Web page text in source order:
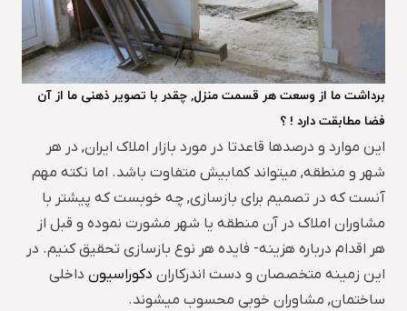
برداشت ما از وسعت هر قسمت منزل, چقدر با تصویر ذهنی ما از آن
فضا مطابقت دارد ! ؟
این موارد و درصدها قاعدتا در مورد بازار املاک ایران, در هر
شهر و منطقه, میتواند کمابیش متفاوت باشد. اما نکته مهم
آنست که در تصمیم برای بازسازی, چه خوبست که پیشتر با
مشاوران املاک در آن منطقه یا شهر مشورت نموده و قبل از
هر اقدام درباره هزینه- فایده هر نوع بازسازی تحقیق کنیم. در
این زمینه متخصصان و دست اندرکاران دکوراسیون داخلی
ساختمان, مشاوران خوبی محسوب میشوند.